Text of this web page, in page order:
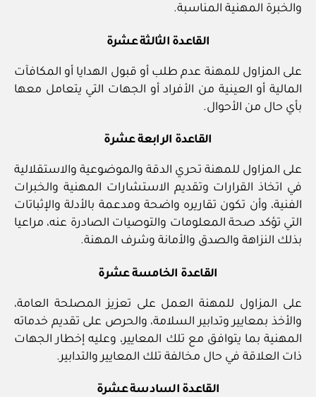
والخبرة المهنية المناسبة.
القاعدة الثالثة عشرة
على المزاول للمهنة عدم طلب أو قبول الهدايا أو المكافآت
المالية أو العينية من الأفراد أو الجهات التي يتعامل معها
بأي حال من الأحوال.
القاعدة الرابعة عشرة
على المزاول للمهنة تحري الدقة والموضوعية والاستقلالية
في اتخاذ القرارات وتقديم الاستشارات المهنية والخبرات
الفنية، وأن تكون تقاريره واضحة ومدعمة بالأدلة والإثباتات
التي تؤكد صحة المعلومات والتوصيات الصادرة عنه، مراعيا
بذلك النزاهة والصدق والأمانة وشرف المهنة.
القاعدة الخامسة عشرة
على المزاول للمهنة العمل على تعزيز المصلحة العامة،
والأخذ بمعايير وتدابير السلامة، والحرص على تقديم خدماته
المهنية بما يتوافق مع تلك المعايير، وعليه إخطار الجهات
ذات العلاقة في حال مخالفة تلك المعايير والتدابير.
القاعدة السادسة عشرة